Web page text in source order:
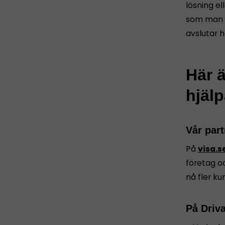
lösning
som man
avslutar
Här
Vår
På
företag
nå fler
På